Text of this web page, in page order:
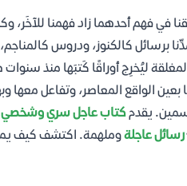
في فهم أحدهما زاد فهمنا للآخَر،
برسائل كالكنوز، ودروس كالمناجم،
ليُخرِج أوراقًا كَتبَها منذ
بعين الواقع المعاصر، وتفاعل معها
يقدمكتاب عاجل سري وشخصي
رسائل عاجلةوملهمة. اكتشف كيف